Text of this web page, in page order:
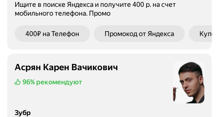
Ищите в поиске Яндекса и получите 400 р. на счет
мобильного телефона. Промо
400₽ на Телефон Промокод от Яндекса
Асрян Карен Вачикович
96% рекомендуют
Зубр